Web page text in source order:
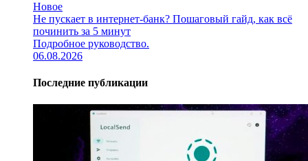
Новое
Не пускает в интернет-банк? Пошаговый гайд, как всё
починить за 5 минут
Подробное руководство.
06.08.2026
Последние публикации